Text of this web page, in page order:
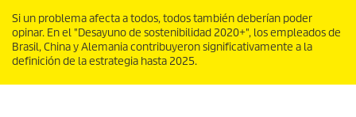
Si un problema afecta a todos, todos también deberían poder
opinar. En el "Desayuno de sostenibilidad 2020+", los empleados de
Brasil, China y Alemania contribuyeron significativamente a la
definición de la estrategia hasta 2025.